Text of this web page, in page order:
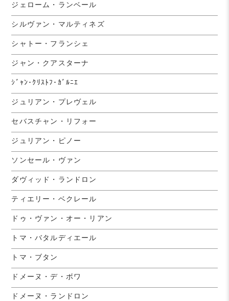
ジェローム・ランベール
シルヴァン・マルティネズ
シャトー・フランシェ
ジャン・クアスターナ
ｼﾞｬﾝ･ｸﾘｽﾄﾌ･ｶﾞﾙﾆｴ
ジュリアン・プレヴェル
セバスチャン・リフォー
ジュリアン・ピノー
ソンセール・ヴァン
ダヴィッド・ランドロン
ティエリー・ベクレール
ドゥ・ヴァン・オー・リアン
トマ・バタルディエール
トマ・ブタン
ドメーヌ・デ・ボワ
ドメーヌ・ランドロン